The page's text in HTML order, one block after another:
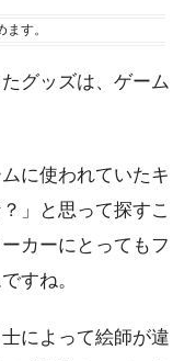
ます。
グッズは、ゲーム
に使われていたキ
」と思って探すこ
カーにとってもフ
すね。
によって絵師が違